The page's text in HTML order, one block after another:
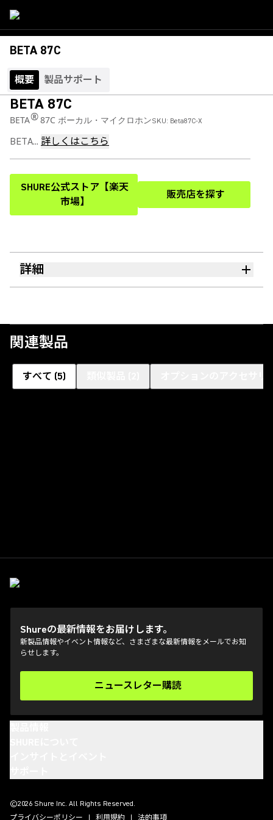
BETA 87C
概要 製品サポート
BETA 87C
BETA®87C ボーカル・マイクロホンSKU: Beta87C-X
BETA... 詳しくはこちら
SHURE公式ストア【楽天
市場】(Opens in a new tab)
販売店を探す
(Opens in a new
詳細
関連製品
すべて (5)
Shureの最新情報をお届けします。
新製品情報やイベント情報など、さまざまな最新情報をメールでお知
らせします。
ニュースレター購読
(Opens in a new tab)
©2026 Shure Inc. All Rights Reserved.
プライバシーポリシー
利用規約 法的事項